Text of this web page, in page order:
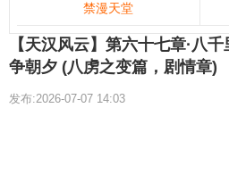
禁漫天堂
【天汉风云】第六十七章·八
争朝夕 (八虏之变篇，剧情章)
发布:2026-07-07 14:03